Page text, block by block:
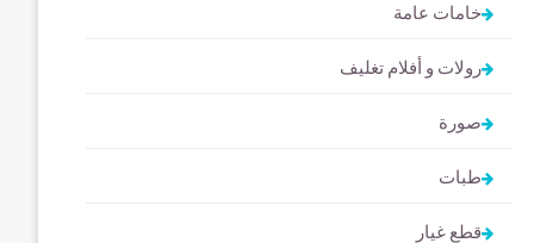
خامات عامة
رولات و أفلام تغليف
صورة
طبات
قطع غيار